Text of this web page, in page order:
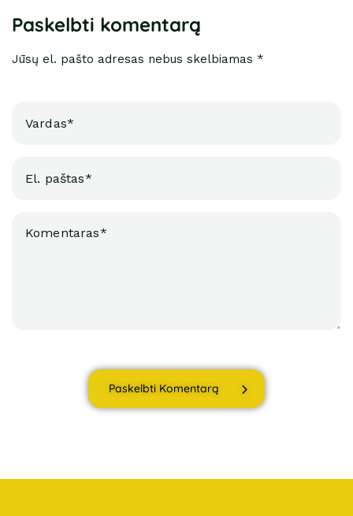
Paskelbti komentarą
Jūsų el. pašto adresas nebus skelbiamas *
Paskelbti Komentarą